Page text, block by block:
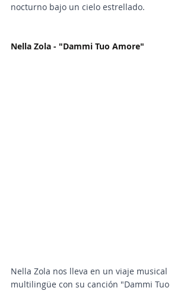
nocturno bajo un cielo estrellado.
Nella Zola - "Dammi Tuo Amore"
Nella Zola nos lleva en un viaje musical
multilingüe con su canción "Dammi Tuo